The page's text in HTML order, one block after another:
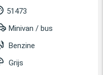
51473
Minivan / bus
Benzine
Grijs